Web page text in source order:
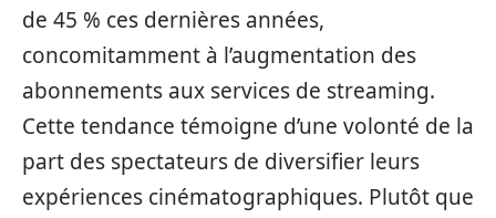
de 45 % ces dernières années,
concomitamment à l’augmentation des
abonnements aux services de streaming.
Cette tendance témoigne d’une volonté de la
part des spectateurs de diversifier leurs
expériences cinématographiques. Plutôt que